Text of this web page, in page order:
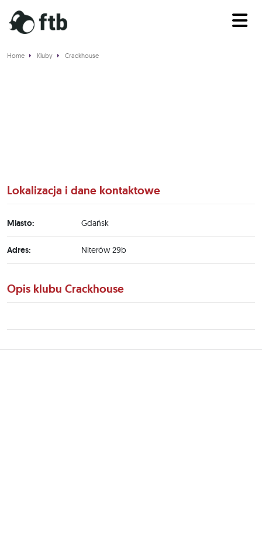
Home Kluby Crackhouse
Lokalizacja i dane kontaktowe
Miasto: Gdańsk
Adres: Niterów 29b
Opis klubu Crackhouse